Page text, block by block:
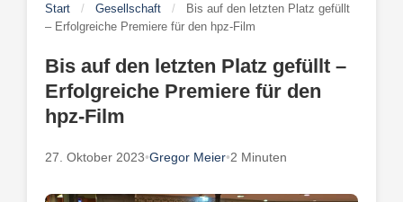
Start / Gesellschaft /
Bis auf den letzten Platz gefüllt
– Erfolgreiche Premiere für den hpz-Film
Bis auf den letzten Platz gefüllt –
Erfolgreiche Premiere für den
hpz-Film
27. Oktober 2023•Gregor Meier•2 Minuten